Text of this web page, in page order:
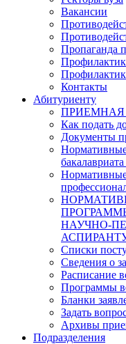
Вакансии
Пропаганда
Контакты
Абитуриенту
ПРИЕМНАЯ
Как подать
Документы
НАУЧНО-
Списки
Сведения о
Расписание
Программы
Бланки
Задать
Архивы
Подразделения